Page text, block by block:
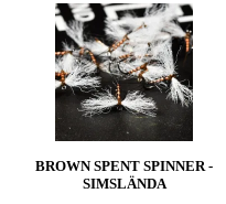
BROWN SPENT SPINNER -
SIMSLÄNDA